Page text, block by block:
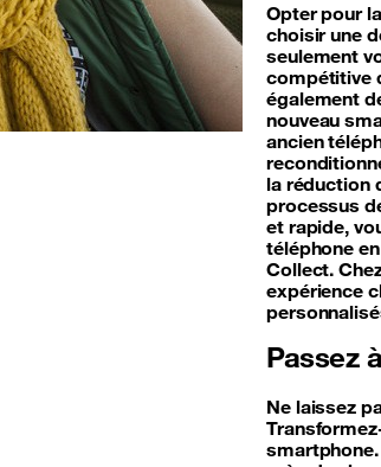
Opter pour
choisir une
seulement
compétitive
également
nouveau
ancien
la réduction
processus
et rapide,
téléphone
Collect.
expérience
Passez
Ne laissez